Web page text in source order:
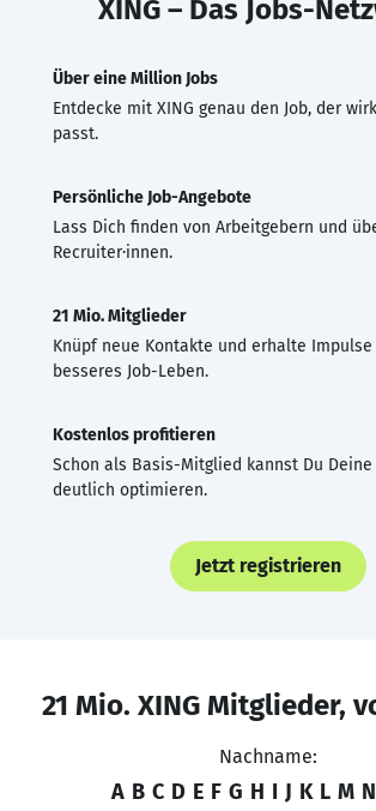
XING – Das Jobs-
Über eine Million Jobs
Entdecke mit XING genau den Job, der
passt.
Persönliche Job-Angebote
Lass Dich finden von Arbeitgebern und
Recruiter·innen.
21 Mio. Mitglieder
Knüpf neue Kontakte und erhalte
besseres Job-Leben.
Kostenlos profitieren
Schon als Basis-Mitglied kannst Du Deine
deutlich optimieren.
Jetzt registrieren
21 Mio. XING Mitglieder,
Nachname:
A B C D E F G H I J K L M N